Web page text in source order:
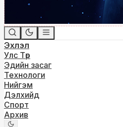
Эхлэл
Улс Төр
Эдийн засаг
Технологи
Нийгэм
Дэлхийд
Спорт
Архив